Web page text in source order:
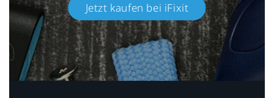
Jetzt kaufen bei iFixit​